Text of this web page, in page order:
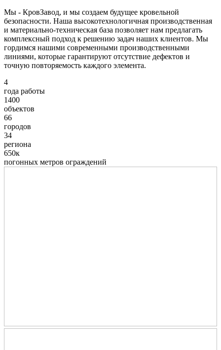
Мы - КровЗавод, и мы создаем будущее кровельной
безопасности. Наша высокотехнологичная производственная
и материально-техническая база позволяет нам предлагать
комплексный подход к решению задач наших клиентов. Мы
гордимся нашими современными производственными
линиями, которые гарантируют отсутствие дефектов и
точную повторяемость каждого элемента.
4
года работы
1400
объектов
66
городов
34
региона
650к
погонных метров ограждений